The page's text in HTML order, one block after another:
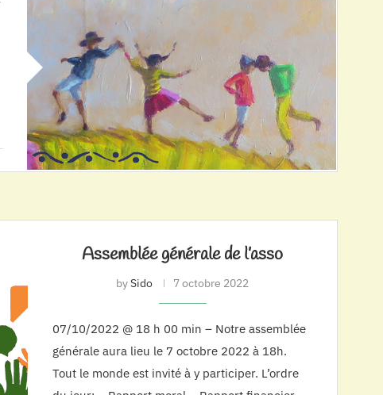
Assemblée générale de l’asso
bySido 7 octobre 2022
07/10/2022 @ 18 h 00 min – Notre assemblée
générale aura lieu le 7 octobre 2022 à 18h.
Tout le monde est invité à y participer. L’ordre